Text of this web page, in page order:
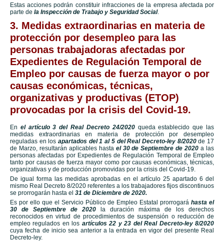
Estas acciones podrán constituir infracciones de la empresa afectada por
parte de la Inspección de Trabajo y Seguridad Social.
3. Medidas extraordinarias en materia de
protección por desempleo para las
personas trabajadoras afectadas por
Expedientes de Regulación Temporal de
Empleo por causas de fuerza mayor o por
causas económicas, técnicas,
organizativas y productivas (ETOP)
provocadas por la crisis del Covid-19.
En el artículo 3 del Real Decreto 24/2020queda establecido que las
medidas extraordinarias en materia de protección por desempleo
reguladas en losapartados del 1 al 5 del Real Decreto-ley 8/2020de 17
de Marzo, resultarán aplicables hasta el 30 de Septiembre de 2020 a las
personas afectadas por Expedientes de Regulación Temporal de Empleo
tanto por causas de fuerza mayor como por causas económicas, técnicas,
organizativas y de producción promovidas por la crisis del Covid-19.
De igual forma las medidas aprobadas en el artículo 25 apartado 6 del
mismo Real Decreto 8/2020 referentes a los trabajadores fijos discontinuos
se prorrogarán hasta el 31 de Diciembre de 2020.
Es por ello que el Servicio Público de Empleo Estatal prorrogaráhasta el
30 de Septiembre de 2020 la duración máxima de los derechos
reconocidos en virtud de procedimientos de suspensión o reducción de
empleo regulados en los artículos 22 y 23 del Real Decreto-ley 8/2020
cuya fecha de inicio sea anterior a la entrada en vigor del presente Real
Decreto-ley.